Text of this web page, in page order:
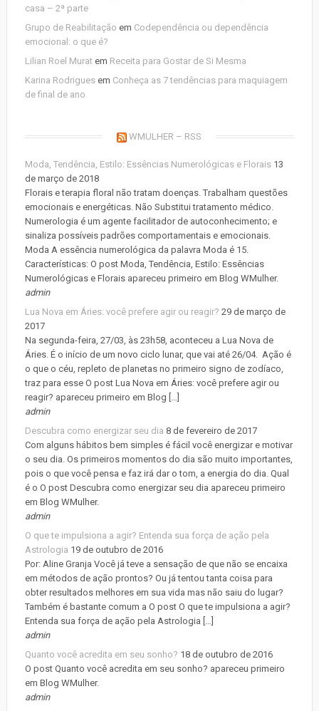
casa – 2ª parte
Grupo de Reabilitação em Codependência ou dependência
emocional: o que é?
Lilian Roel Muratem Receita para Gostar de Si Mesma
Karina Rodriguesem Conheça as 7 tendências para maquiagem
de final de ano
WMULHER – RSS
Moda, Tendência, Estilo: Essências Numerológicas e Florais 13
de março de 2018
Florais e terapia floral não tratam doenças. Trabalham questões
emocionais e energéticas. Não Substitui tratamento médico.
Numerologia é um agente facilitador de autoconhecimento; e
sinaliza possíveis padrões comportamentais e emocionais.
Moda A essência numerológica da palavra Moda é 15.
Características: O post Moda, Tendência, Estilo: Essências
Numerológicas e Florais apareceu primeiro em Blog WMulher.
admin
Lua Nova em Áries: você prefere agir ou reagir? 29 de março de
2017
Na segunda-feira, 27/03, às 23h58, aconteceu a Lua Nova de
Áries. É o início de um novo ciclo lunar, que vai até 26/04. Ação é
o que o céu, repleto de planetas no primeiro signo de zodíaco,
traz para esse O post Lua Nova em Áries: você prefere agir ou
reagir? apareceu primeiro em Blog […]
admin
Descubra como energizar seu dia 8 de fevereiro de 2017
Com alguns hábitos bem simples é fácil você energizar e motivar
o seu dia. Os primeiros momentos do dia são muito importantes,
pois o que você pensa e faz irá dar o tom, a energia do dia. Qual
é o O post Descubra como energizar seu dia apareceu primeiro
em Blog WMulher.
admin
O que te impulsiona a agir? Entenda sua força de ação pela
Astrologia 19 de outubro de 2016
Por: Aline Granja Você já teve a sensação de que não se encaixa
em métodos de ação prontos? Ou já tentou tanta coisa para
obter resultados melhores em sua vida mas não saiu do lugar?
Também é bastante comum a O post O que te impulsiona a agir?
Entenda sua força de ação pela Astrologia […]
admin
Quanto você acredita em seu sonho? 18 de outubro de 2016
O post Quanto você acredita em seu sonho? apareceu primeiro
em Blog WMulher.
admin